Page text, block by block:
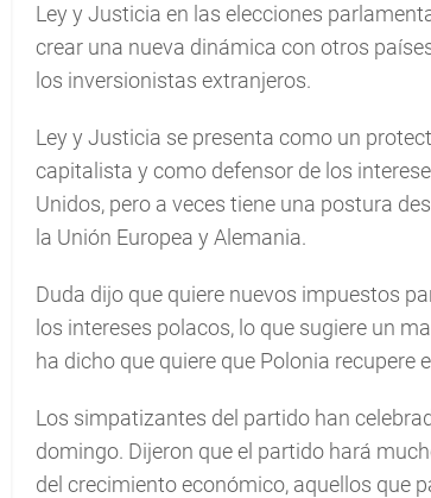
Ley y Justicia en las elecciones
crear una nueva dinámica con otros
los inversionistas extranjeros.
Ley y Justicia se presenta como un
capitalista y como defensor de los
Unidos, pero a veces tiene una postura
la Unión Europea y Alemania.
Duda dijo que quiere nuevos impuestos
los intereses polacos, lo que sugiere un
ha dicho que quiere que Polonia recupere
Los simpatizantes del partido han
domingo. Dijeron que el partido hará
del crecimiento económico, aquellos que